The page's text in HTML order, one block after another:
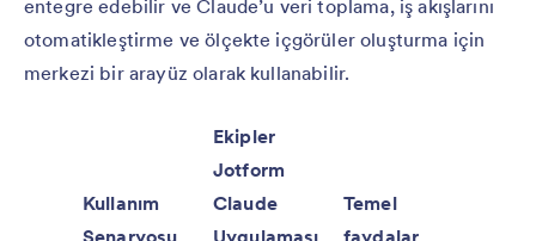
entegre edebilir ve Claude’u veri toplama, iş akışlarını
otomatikleştirme ve ölçekte içgörüler oluşturma için
merkezi bir arayüz olarak kullanabilir.
Kullanım
Ekipler
Jotform
Claude
Temel